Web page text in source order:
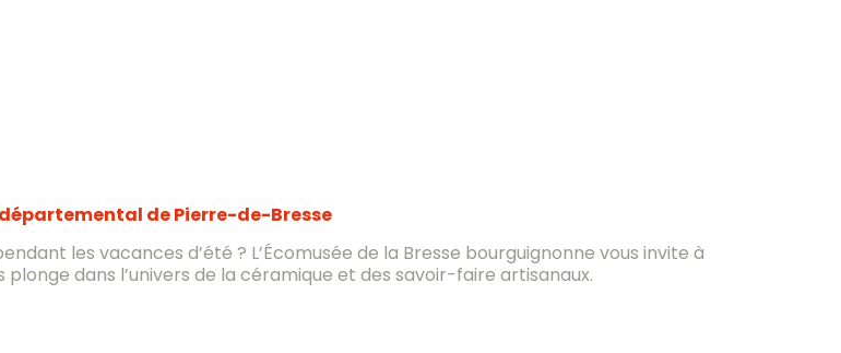
de Pierre-de-Bresse
les vacances d’été ? L’Écomusée de la Bresse bourguignonne vous invite à
dans l’univers de la céramique et des savoir-faire artisanaux.